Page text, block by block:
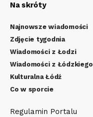
Na skróty
Najnowsze wiadomości
Zdjęcie tygodnia
Wiadomości z Łodzi
Wiadomości z Łódzkiego
Kulturalna Łódź
Co w sporcie
Regulamin Portalu